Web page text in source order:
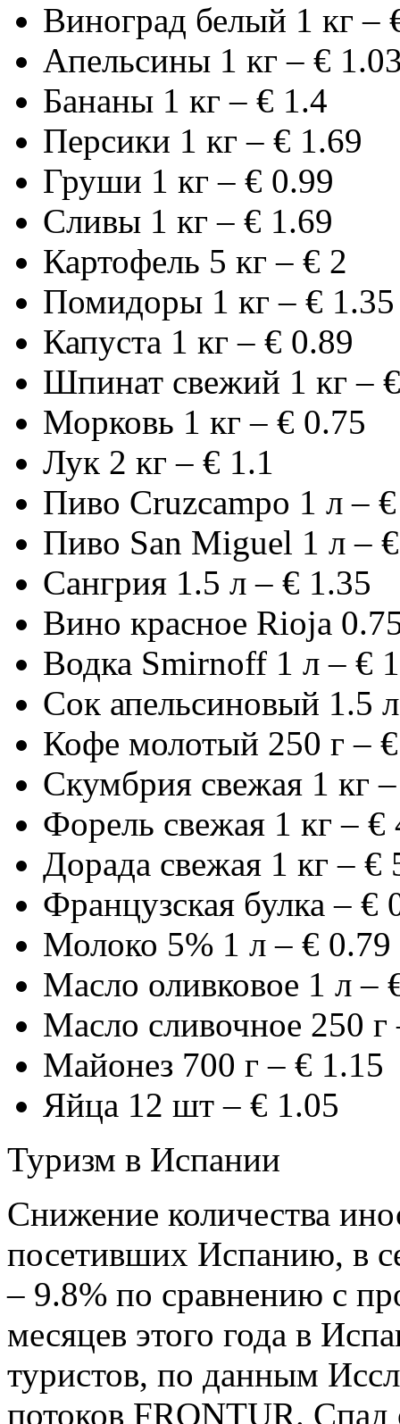
Виноград белый 1 кг –
Апельсины 1 кг – €
Бананы 1 кг – € 1.4
Персики 1 кг – € 1.69
Груши 1 кг – € 0.99
Сливы 1 кг – € 1.69
Картофель 5 кг – € 2
Помидоры 1 кг – € 1.35
Капуста 1 кг – € 0.89
Шпинат свежий 1 кг –
Морковь 1 кг – € 0.75
Лук 2 кг – € 1.1
Пиво Cruzcampo 1 л –
Пиво San Miguel 1 л –
Сангрия 1.5 л – € 1.35
Вино красное Rioja
Водка Smirnoff 1 л – €
Сок апельсиновый 1.5
Кофе молотый 250 г –
Скумбрия свежая 1 кг
Форель свежая 1 кг – €
Дорада свежая 1 кг – €
Французская булка – €
Молоко 5% 1 л – € 0.79
Масло оливковое 1 л –
Масло сливочное 250 г
Майонез 700 г – € 1.15
Яйца 12 шт – € 1.05
Туризм в Испании
Снижение количества
посетивших Испанию, в
– 9.8% по сравнению с
месяцев этого года в
туристов, по данным
потоков FRONTUR.